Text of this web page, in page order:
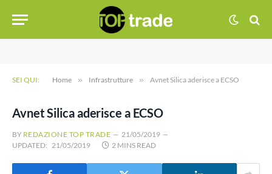
SEI QUI: Home » Infrastrutture » Avnet Silica aderisce a ECSO
Avnet Silica aderisce a ECSO
BY REDAZIONE TOP TRADE
21/05/2019
UPDATED: 21/05/2019 2 MINS READ